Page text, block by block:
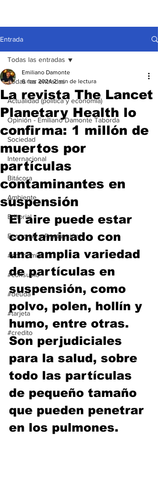
Entrada
Todas las entradas
Actualidad (política y economía)
Opinión - Emiliano Damonte Taborda
Sociedad
Internacional
Bitácora
Ambiente
Editorial
Economía y Producción
#economia
#consumo
#deuda
#tarjeta
#credito
Todas las entradas
La revista The Lancet
Planetary Health lo
confirma: 1 millón de
muertos por
partículas
contaminantes en
suspensión
Emiliano Damonte
6 mar 2024 2 min de lectura
El aire puede estar
contaminado con
una amplia variedad
de partículas en
suspensión, como
polvo, polen, hollín y
humo, entre otras.
Son perjudiciales
para la salud, sobre
todo las partículas
de pequeño tamaño
que pueden penetrar
en los pulmones.